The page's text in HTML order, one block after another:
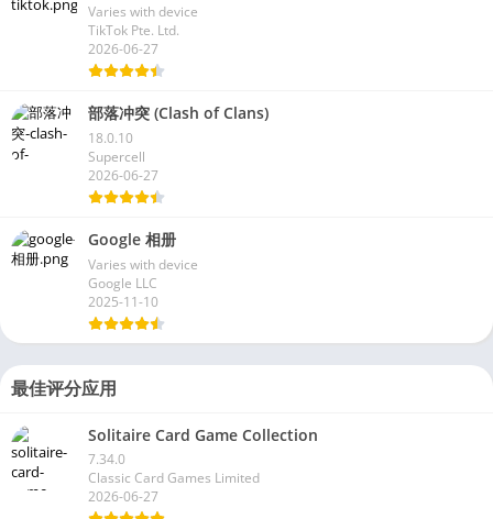
Varies with device
TikTok Pte. Ltd.
2026-06-27
部落冲突 (Clash of Clans)
18.0.10
Supercell
2026-06-27
Google 相册
Varies with device
Google LLC
2025-11-10
最佳评分应用
Solitaire Card Game Collection
7.34.0
Classic Card Games Limited
2026-06-27